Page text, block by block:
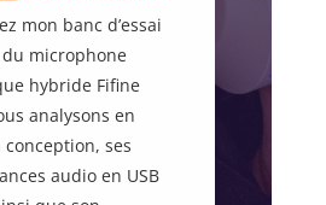
mon banc d’essai
microphone
hybride Fifine
analysons en
ses
audio en USB